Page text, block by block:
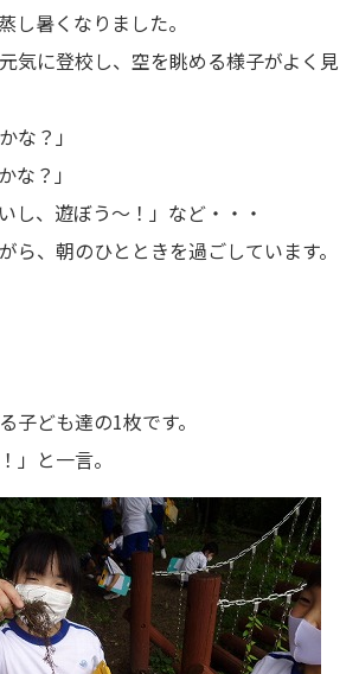
し暑くなりました。
気に登校し、空を眺める様子がよく見
な？」
な？」
し、遊ぼう～！」など・・・
ら、朝のひとときを過ごしています。
子ども達の1枚です。
」と一言。